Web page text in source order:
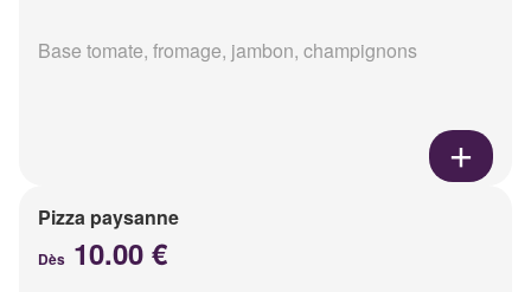
Base tomate, fromage, jambon, champignons
Pizza paysanne
Dès 10.00 €